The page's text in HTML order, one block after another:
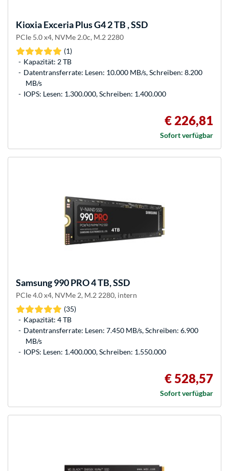
KioxiaExceria Plus G4 2 TB , SSD
PCIe 5.0 x4, NVMe 2.0c, M.2 2280
(1)
Kapazität: 2 TB
Datentransferrate: Lesen: 10.000 MB/s, Schreiben: 8.200
MB/s
IOPS: Lesen: 1.300.000, Schreiben: 1.400.000
€ 226,81
Sofort verfügbar
Samsung990 PRO 4 TB, SSD
PCIe 4.0 x4, NVMe 2, M.2 2280, intern
(35)
Kapazität: 4 TB
Datentransferrate: Lesen: 7.450 MB/s, Schreiben: 6.900
MB/s
IOPS: Lesen: 1.400.000, Schreiben: 1.550.000
€ 528,57
Sofort verfügbar